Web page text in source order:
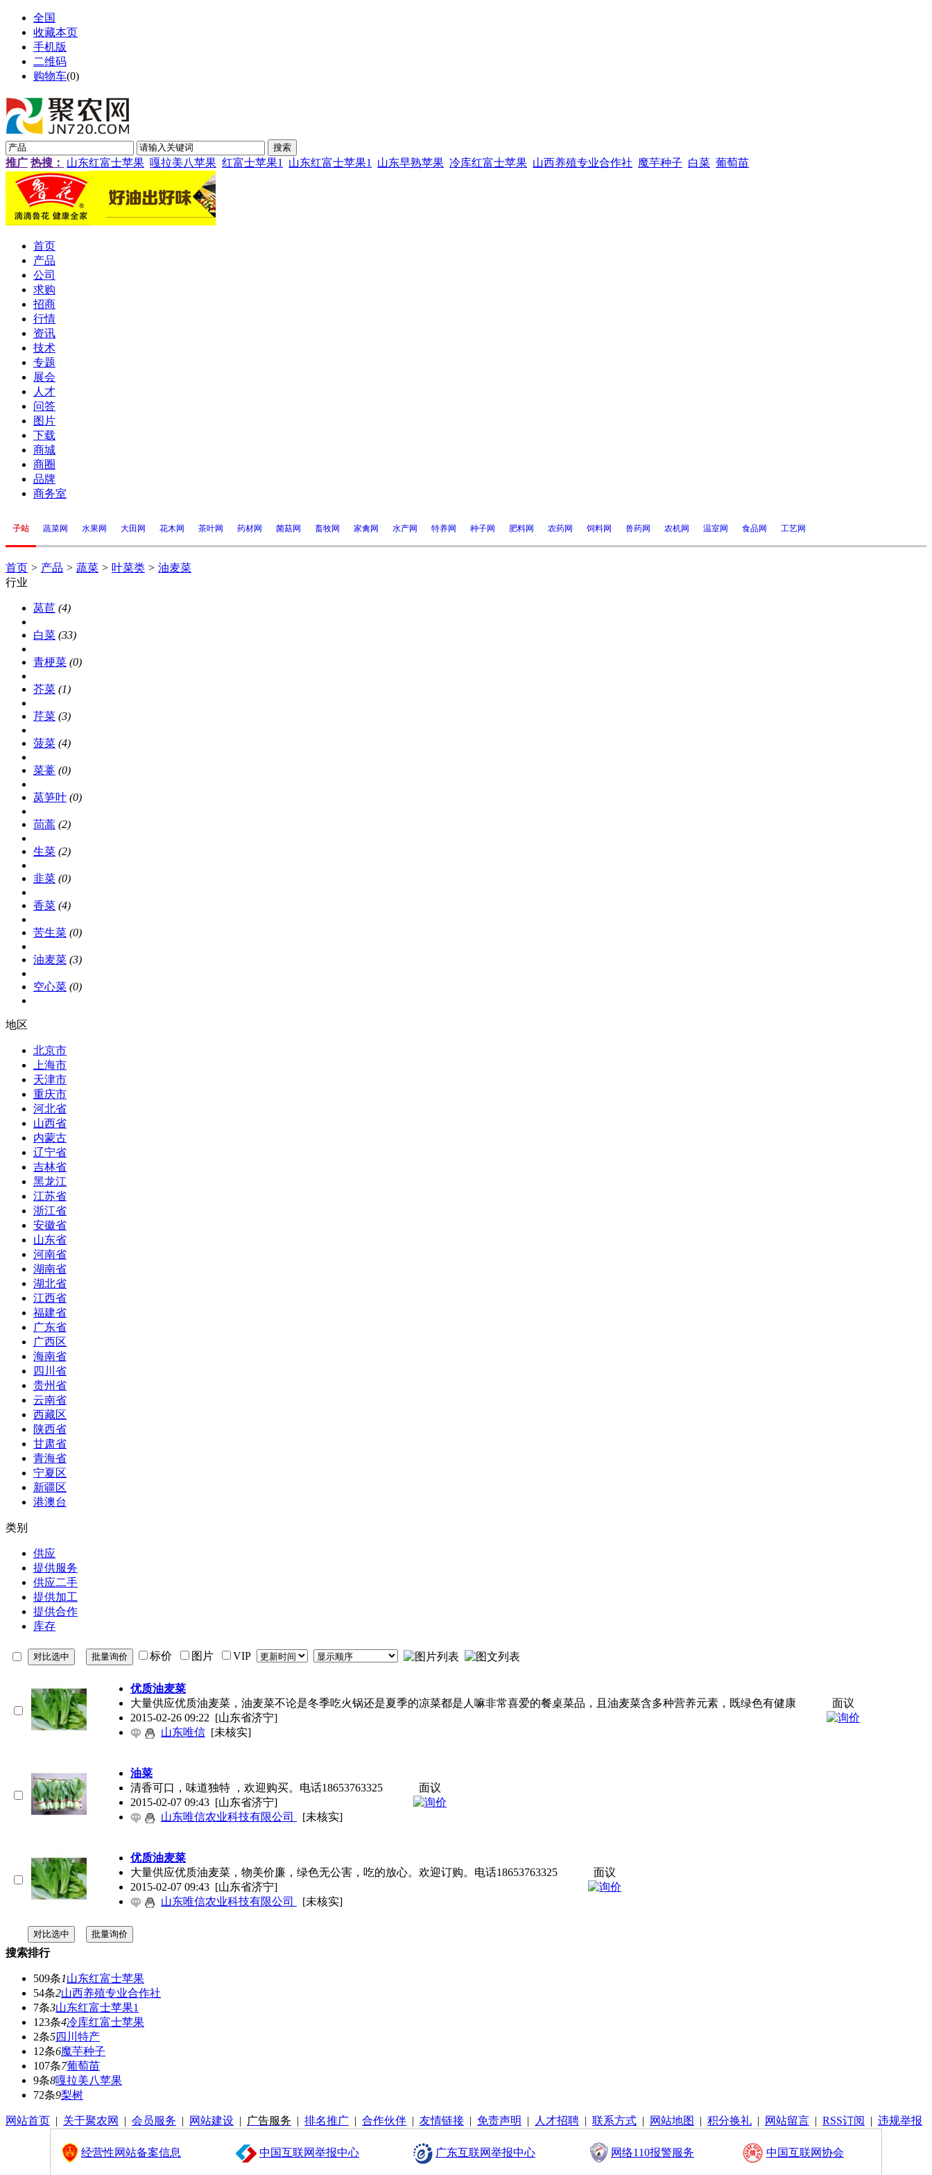
全国
收藏本页
手机版
二维码
购物车(0)
推广 热搜： 山东红富士苹果 嘎拉美八苹果 红富士苹果1 山东红富士苹果1 山东早熟苹果 冷库红富士苹果 山西养殖专业合作社 魔芋种子 白菜 葡萄苗
首页
产品
公司
求购
招商
行情
资讯
技术
专题
展会
人才
问答
图片
下载
商城
商圈
品牌
商务室
子站 蔬菜网 水果网 大田网 花木网 茶叶网 药材网 菌菇网 畜牧网 家禽网 水产网 特养网 种子网 肥料网 农药网 饲料网 兽药网 农机网 温室网 食品网 工艺网
首页 > 产品 > 蔬菜 > 叶菜类 > 油麦菜
行业
莴苣 (4)
白菜 (33)
青梗菜 (0)
芥菜 (1)
芹菜 (3)
菠菜 (4)
菜薹 (0)
莴笋叶 (0)
茼蒿 (2)
生菜 (2)
韭菜 (0)
香菜 (4)
苦生菜 (0)
油麦菜 (3)
空心菜 (0)
地区
北京市
上海市
天津市
重庆市
河北省
山西省
内蒙古
辽宁省
吉林省
黑龙江
江苏省
浙江省
安徽省
山东省
河南省
湖南省
湖北省
江西省
福建省
广东省
广西区
海南省
四川省
贵州省
云南省
西藏区
陕西省
甘肃省
青海省
宁夏区
新疆区
港澳台
类别
供应
提供服务
供应二手
提供加工
提供合作
库存
标价 图片 VIP
优质油麦菜
大量供应优质油麦菜，油麦菜不论是冬季吃火锅还是夏季的凉菜都是人嘛非常喜爱的餐桌菜品，且油麦菜含多种营养元素，既绿色有健康
2015-02-26 09:22 [山东省济宁]
山东唯信 [未核实]
面议
油菜
清香可口，味道独特 ，欢迎购买。电话18653763325
2015-02-07 09:43 [山东省济宁]
山东唯信农业科技有限公司
[未核实]
面议
优质油麦菜
大量供应优质油麦菜，物美价廉，绿色无公害，吃的放心。欢迎订购。电话18653763325
2015-02-07 09:43 [山东省济宁]
山东唯信农业科技有限公司
[未核实]
面议
搜索排行
509条1山东红富士苹果
54条2山西养殖专业合作社
7条3山东红富士苹果1
123条4冷库红富士苹果
2条5四川特产
12条6魔芋种子
107条7葡萄苗
9条8嘎拉美八苹果
72条9梨树
网站首页 | 关于聚农网 | 会员服务 | 网站建设 | 广告服务 | 排名推广 | 合作伙伴 | 友情链接 | 免责声明 | 人才招聘 | 联系方式 | 网站地图 | 积分换礼 | 网站留言 | RSS订阅 | 违规举报
经营性网站备案信息 中国互联网举报中心 广东互联网举报中心 网络110报警服务 中国互联网协会